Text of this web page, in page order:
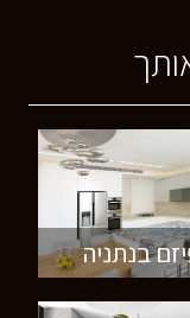
בנתניה